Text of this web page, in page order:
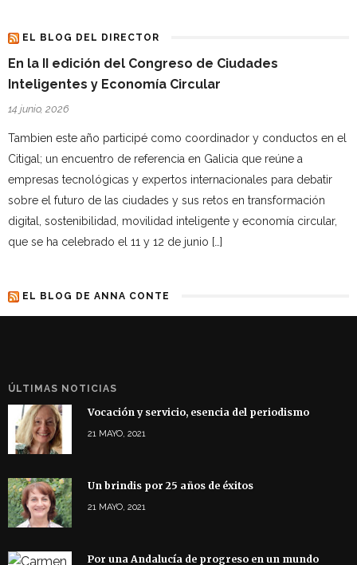
EL BLOG DEL DIRECTOR
En la II edición del Congreso de Ciudades
Inteligentes y Economía Circular
14 junio, 2026
Tambien este año participé como coordinador y conductos en el
Citigal; un encuentro de referencia en Galicia que reúne a
empresas tecnológicas y expertos internacionales para debatir
sobre el futuro de las ciudades y sus retos en transformación
digital, sostenibilidad, movilidad inteligente y economía circular,
que se ha celebrado el 11 y 12 de junio […]
EL BLOG DE ANNA CONTE
ÚLTIMAS NOTICIAS
Vocación y servicio, esencia del periodismo
21 MAYO, 2021
Un brindis por 25 años de éxitos
21 MAYO, 2021
Por una Andalucía de progreso en un mundo